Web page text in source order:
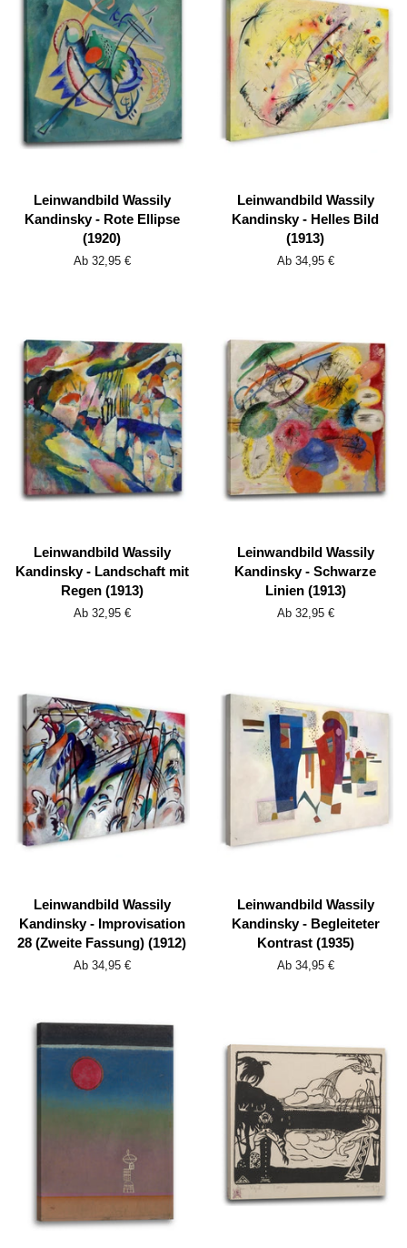
Leinwandbild Wassily
Kandinsky - Rote Ellipse
(1920)
Ab 32,95 €
Leinwandbild Wassily
Kandinsky - Helles Bild
(1913)
Ab 34,95 €
Leinwandbild Wassily
Kandinsky - Landschaft mit
Regen (1913)
Ab 32,95 €
Leinwandbild Wassily
Kandinsky - Schwarze
Linien (1913)
Ab 32,95 €
Leinwandbild Wassily
Kandinsky - Improvisation
28 (Zweite Fassung) (1912)
Ab 34,95 €
Leinwandbild Wassily
Kandinsky - Begleiteter
Kontrast (1935)
Ab 34,95 €